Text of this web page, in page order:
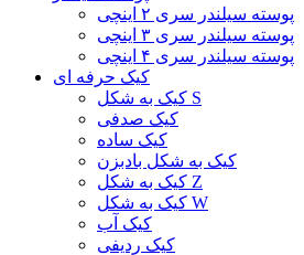
پوسته سیلندر سری ۲ اینچی
پوسته سیلندر سری ۳ اینچی
پوسته سیلندر سری ۴ اینچی
کیک حرفه ای
کیک به شکل S
کیک صدفی
کیک ساده
کیک به شکل بادبزن
کیک به شکل Z
کیک به شکل W
کیک آب
کیک ردیفی